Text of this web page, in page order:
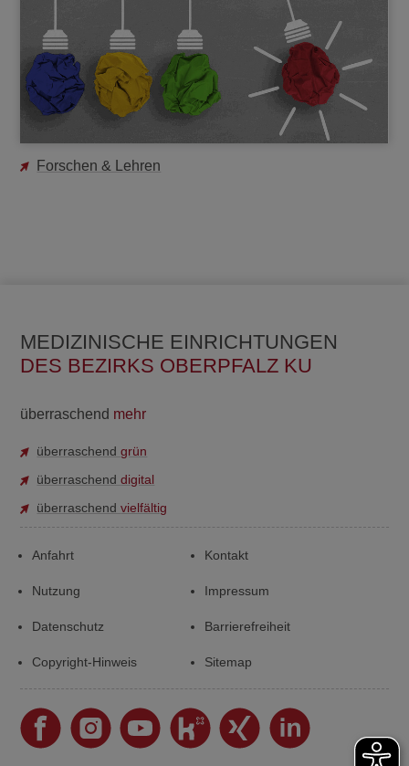
Forschen & Lehren
MEDIZINISCHE EINRICHTUNGEN
DES BEZIRKS OBERPFALZ KU
überraschend mehr
überraschendgrün
überraschenddigital
überraschendvielfältig
Anfahrt Kontakt
Nutzung Impressum
Datenschutz Barrierefreiheit
Copyright-Hinweis Sitemap